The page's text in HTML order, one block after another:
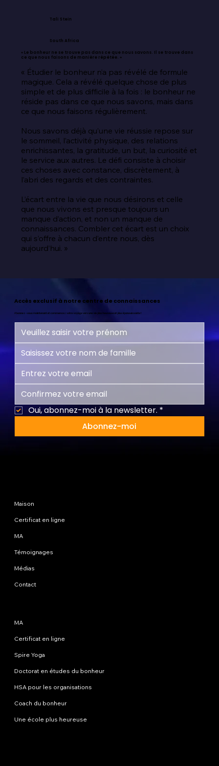
Tali Stein
South Africa
« Le bonheur ne se trouve pas dans ce que nous savons. Il se trouve dans
ce que nous faisons de manière répétée. »
« Étudier le bonheur n’a pas révélé de formule
magique. Cela a révélé quelque chose de plus
simple et de plus difficile à la fois : le bonheur ne
réside pas dans ce que nous savons, mais dans
ce que nous faisons régulièrement.
Nous savons déjà qu’une vie réussie repose sur
le sommeil, l’activité physique, des relations
enrichissantes, la gratitude, un but, la curiosité et
le service aux autres. Le défi consiste à choisir
ces choses avec constance, discrètement, à
l’abri des regards et des contraintes.
L’écart entre la vie que nous désirons et celle
que nous vivons est presque toujours un
manque d’action, et non un manque de
connaissances. Combler cet écart est un choix
qui s’offre à chacun d’entre nous, dès
aujourd’hui. »
Accès exclusif à notre centre de connaissances
Abonnez-vous maintenant et commencez votre voyage vers une vie plus heureuse et plus épanouissante !
Oui, abonnez-moi à la newsletter. *
Abonnez-moi
Maison
Certificat en ligne
MA
Témoignages
Médias
Contact
MA
Certificat en ligne
Spire Yoga
Doctorat en études du bonheur
HSA pour les organisations
Coach du bonheur
Une école plus heureuse